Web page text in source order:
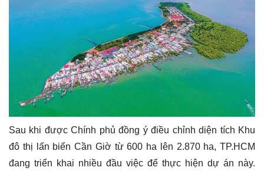
Sau khi được Chính phủ đồng ý điều chỉnh diện tích Khu
đô thị lấn biển Cần Giờ từ 600 ha lên 2.870 ha, TP.HCM
đang triển khai nhiều đầu việc để thực hiện dự án này.